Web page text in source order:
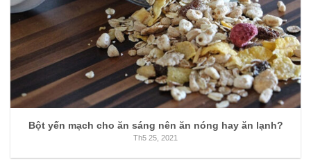
Bột yến mạch cho ăn sáng nên ăn nóng hay ăn lạnh?
Th5 25, 2021